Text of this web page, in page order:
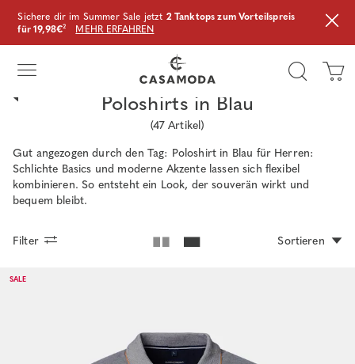
Sichere dir im Summer Sale jetzt 2 Tanktops zum Vorteilspreis
für 19,98€² MEHR ERFAHREN
Poloshirts in Blau
(47 Artikel)
Gut angezogen durch den Tag: Poloshirt in Blau für Herren:
Schlichte Basics und moderne Akzente lassen sich flexibel
kombinieren. So entsteht ein Look, der souverän wirkt und
bequem bleibt.
Filter Sortieren
SALE